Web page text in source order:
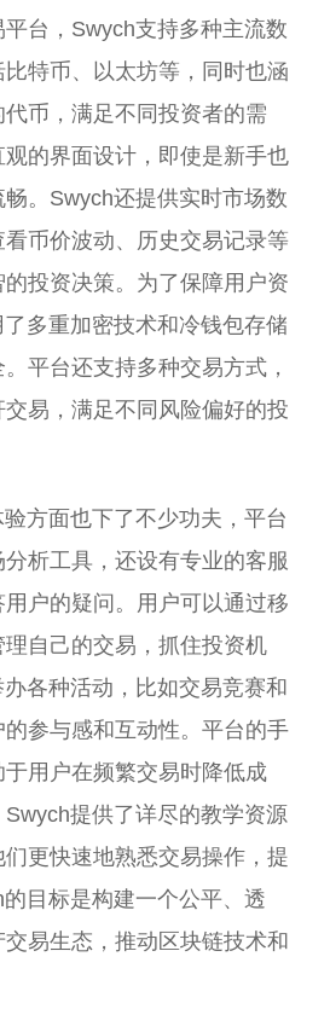
台，Swych支持多种主流数
特币、以太坊等，同时也涵
币，满足不同投资者的需
的界面设计，即使是新手也
。Swych还提供实时市场数
币价波动、历史交易记录等
投资决策。为了保障用户资
多重加密技术和冷钱包存储
平台还支持多种交易方式，
易，满足不同风险偏好的投
方面也下了不少功夫，平台
析工具，还设有专业的客服
户的疑问。用户可以通过移
自己的交易，抓住投资机
各种活动，比如交易竞赛和
参与感和互动性。平台的手
用户在频繁交易时降低成
提供了详尽的教学资源
更快速地熟悉交易操作，提
目标是构建一个公平、透
易生态，推动区块链技术和